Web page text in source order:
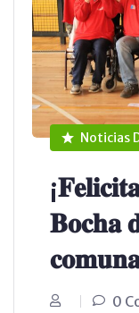
Noticias
𝐁𝐨𝐜𝐡𝐚
0